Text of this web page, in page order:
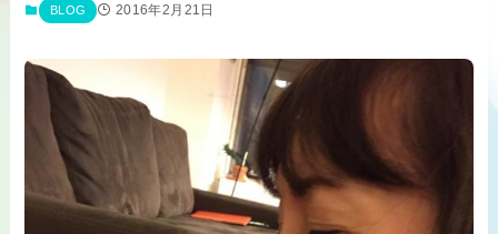
BLOG 2016年2月21日